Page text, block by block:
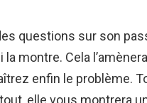
questions sur son
montre. Cela
enfin le problème.
elle vous montrera